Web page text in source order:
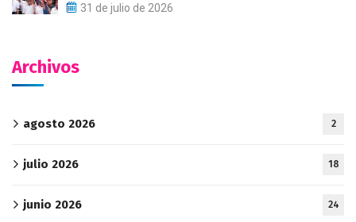
31 de julio de 2026
Archivos
agosto 2026 2
julio 2026 18
junio 2026 24